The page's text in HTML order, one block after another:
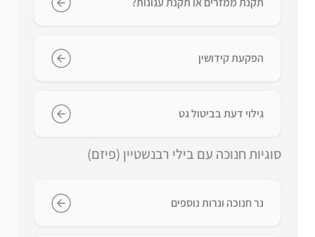
הפקעת קידושין
גילוי דעת בביטול גט
סוגיות חנוכה עם בילי רבנשטיין (פיזם)
נר חנוכה ונרות נוספים